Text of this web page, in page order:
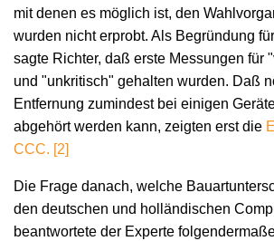
mit denen es möglich ist, den
wurden nicht erprobt. Als Begründung
sagte Richter, daß erste Messungen für
und "unkritisch" gehalten wurden. Daß
Entfernung zumindest bei einigen
abgehört werden kann, zeigten erst die
CCC. [2]
Die Frage danach, welche
den deutschen und holländischen
beantwortete der Experte